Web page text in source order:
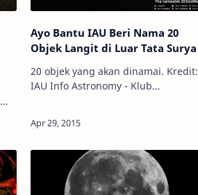
Ayo Bantu IAU Beri Nama 20
Objek Langit di Luar Tata Surya
20 objek yang akan dinamai. Kredit:
IAU Info Astronomy - Klub
untuk mengajukan proposal ke